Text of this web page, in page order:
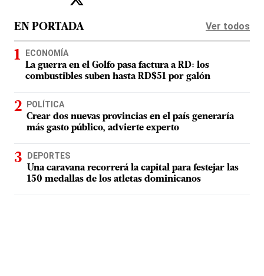
EN PORTADA Ver todos
ECONOMÍA
La guerra en el Golfo pasa factura a RD: los
combustibles suben hasta RD$51 por galón
POLÍTICA
Crear dos nuevas provincias en el país generaría
más gasto público, advierte experto
DEPORTES
Una caravana recorrerá la capital para festejar las
150 medallas de los atletas dominicanos